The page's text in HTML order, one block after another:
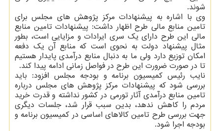
شوند.
وی با اشاره به پیشنهادات مرکز پژوهش های مجلس برای
تامین منابع مالی طرح اظهار داشت: پیشنهادات تامین منابع
مالی این طرح دارای یک سری ایرادات و مزایایی است، بطور
مثال پیشنهاد دولت به نحوی است که منابع آن یک دفعه
امکان توزیع دارد ولی ما به دنبال منابع درآمدی پایدار هستیم
تا در صورت ضرورت این طرح در فواصل زمانی ادامه پیدا کند.
نایب رئیس کمیسیون برنامه و بودجه مجلس افزود: باید
بررسی شود که پیشنهادات مرکز پژوهش های مجلس درباره
تامین منابع درآمدی آثار تورمی در کشور نداشته و قدرت خرید
مردم را کاهش ندهد، بدین سبب قرار شد، جلسات دیگری
جهت بررسی طرح تامین کالاهای اساسی در کمیسیون برنامه و
بودجه اجرا شود.